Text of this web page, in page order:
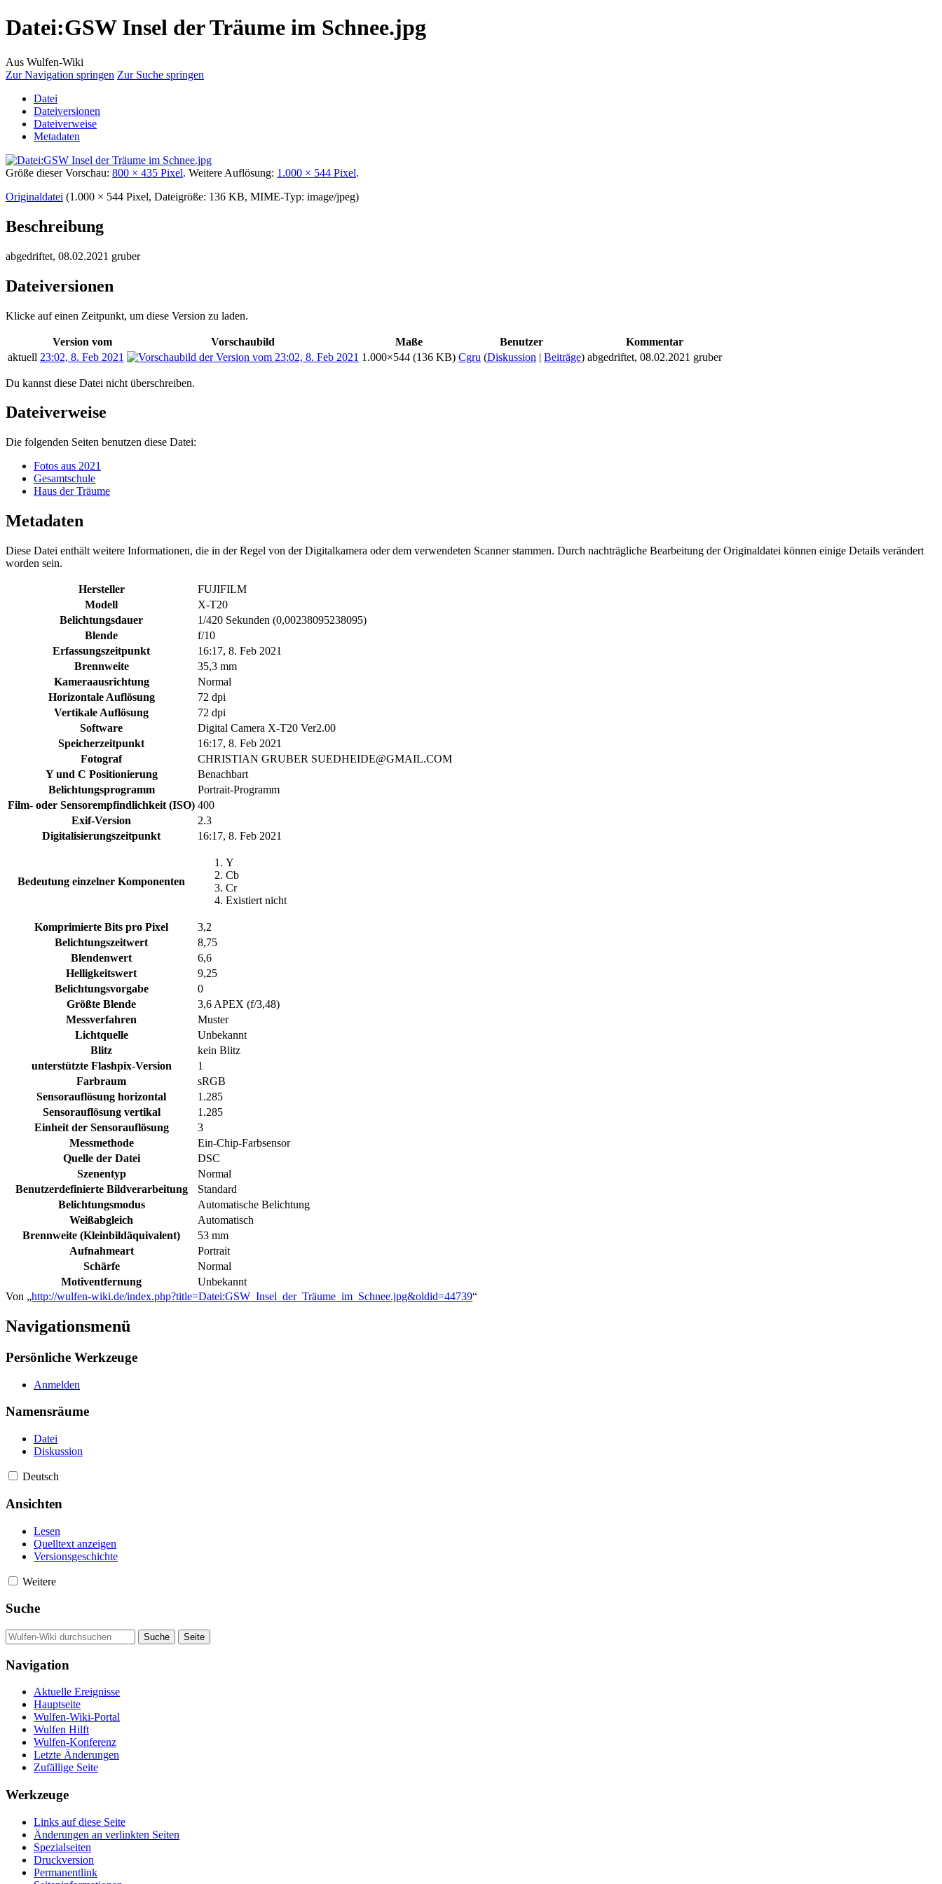
Datei:GSW Insel der Träume im Schnee.jpg
Aus Wulfen-Wiki
Zur Navigation springen Zur Suche springen
Datei
Dateiversionen
Dateiverweise
Metadaten
Größe dieser Vorschau: 800 × 435 Pixel. Weitere Auflösung: 1.000 × 544 Pixel.
Originaldatei (1.000 × 544 Pixel, Dateigröße: 136 KB, MIME-Typ: image/jpeg)
Beschreibung
abgedriftet, 08.02.2021 gruber
Dateiversionen
Klicke auf einen Zeitpunkt, um diese Version zu laden.
Version vom Vorschaubild Maße Benutzer
Kommentar
aktuell 23:02, 8. Feb 2021 1.000×544 (136 KB) Cgru (Diskussion | Beiträge) abgedriftet, 08.02.2021 gruber
Du kannst diese Datei nicht überschreiben.
Dateiverweise
Die folgenden Seiten benutzen diese Datei:
Fotos aus 2021
Gesamtschule
Haus der Träume
Metadaten
Diese Datei enthält weitere Informationen, die in der Regel von der Digitalkamera oder dem verwendeten Scanner stammen. Durch nachträgliche Bearbeitung der Originaldatei können einige Details verändert
worden sein.
Hersteller
FUJIFILM
Modell
X-T20
Belichtungsdauer
1/420 Sekunden (0,00238095238095)
Blende
f/10
Erfassungszeitpunkt
16:17, 8. Feb 2021
Brennweite
35,3 mm
Kameraausrichtung
Normal
Horizontale Auflösung
72 dpi
Vertikale Auflösung
72 dpi
Software
Digital Camera X-T20 Ver2.00
Speicherzeitpunkt
16:17, 8. Feb 2021
Fotograf
CHRISTIAN GRUBER SUEDHEIDE@GMAIL.COM
Y und C Positionierung
Benachbart
Belichtungsprogramm
Portrait-Programm
Film- oder Sensorempfindlichkeit (ISO) 400
Exif-Version
2.3
Digitalisierungszeitpunkt
16:17, 8. Feb 2021
Bedeutung einzelner Komponenten
Y
Cb
Cr
Existiert nicht
Komprimierte Bits pro Pixel
3,2
Belichtungszeitwert
8,75
Blendenwert
6,6
Helligkeitswert
9,25
Belichtungsvorgabe
0
Größte Blende
3,6 APEX (f/3,48)
Messverfahren
Muster
Lichtquelle
Unbekannt
Blitz
kein Blitz
unterstützte Flashpix-Version
1
Farbraum
sRGB
Sensorauflösung horizontal
1.285
Sensorauflösung vertikal
1.285
Einheit der Sensorauflösung
3
Messmethode
Ein-Chip-Farbsensor
Quelle der Datei
DSC
Szenentyp
Normal
Benutzerdefinierte Bildverarbeitung
Standard
Belichtungsmodus
Automatische Belichtung
Weißabgleich
Automatisch
Brennweite (Kleinbildäquivalent)
53 mm
Aufnahmeart
Portrait
Schärfe
Normal
Motiventfernung
Unbekannt
Von „http://wulfen-wiki.de/index.php?title=Datei:GSW_Insel_der_Träume_im_Schnee.jpg&oldid=44739“
Navigationsmenü
Persönliche Werkzeuge
Anmelden
Namensräume
Datei
Diskussion
Deutsch
Ansichten
Lesen
Quelltext anzeigen
Versionsgeschichte
Weitere
Suche
Navigation
Aktuelle Ereignisse
Hauptseite
Wulfen-Wiki-Portal
Wulfen Hilft
Wulfen-Konferenz
Letzte Änderungen
Zufällige Seite
Werkzeuge
Links auf diese Seite
Änderungen an verlinkten Seiten
Spezialseiten
Druckversion
Permanentlink